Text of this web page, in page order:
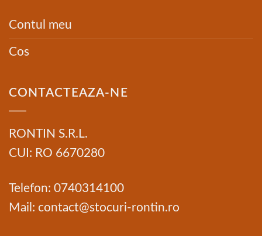
Contul meu
Cos
CONTACTEAZA-NE
RONTIN S.R.L.
CUI: RO 6670280
Telefon: 0740314100
Mail: contact@stocuri-rontin.ro